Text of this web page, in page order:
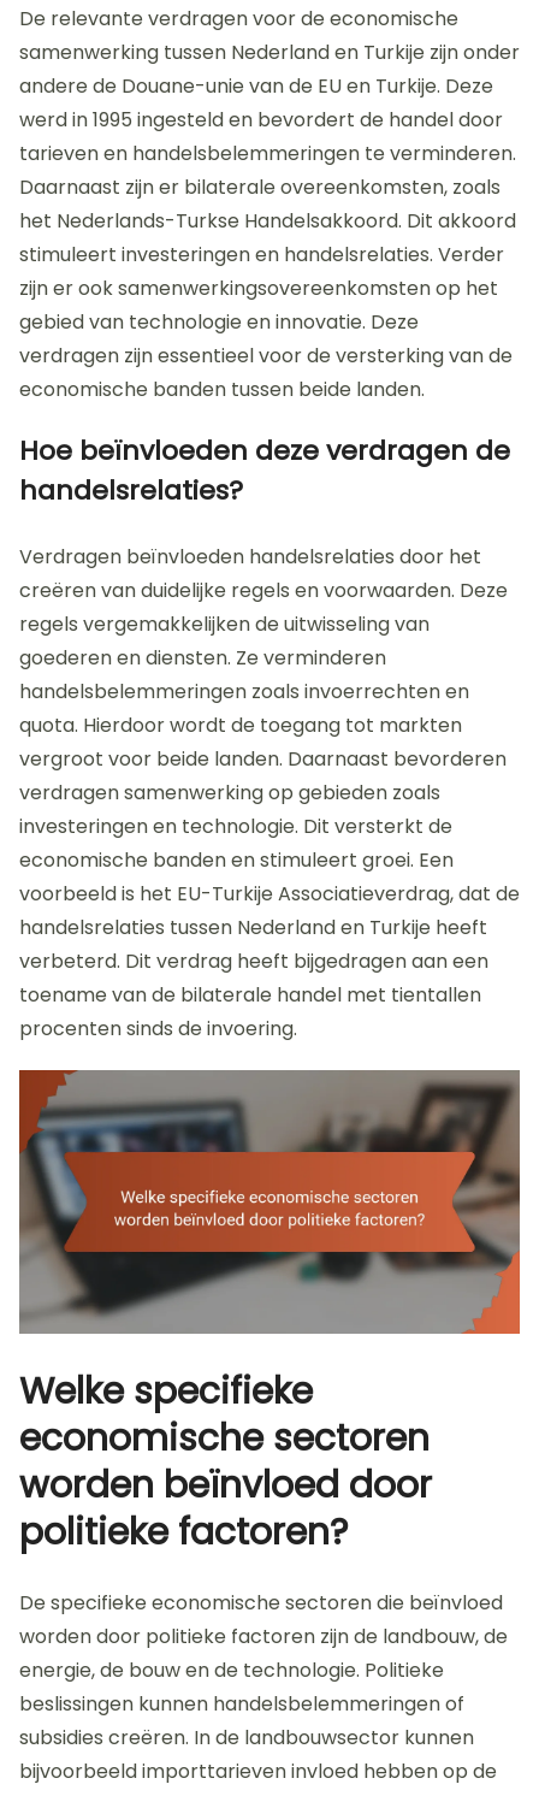
De relevante verdragen voor de economische
samenwerking tussen Nederland en Turkije zijn onder
andere de Douane-unie van de EU en Turkije. Deze
werd in 1995 ingesteld en bevordert de handel door
tarieven en handelsbelemmeringen te verminderen.
Daarnaast zijn er bilaterale overeenkomsten, zoals
het Nederlands-Turkse Handelsakkoord. Dit akkoord
stimuleert investeringen en handelsrelaties. Verder
zijn er ook samenwerkingsovereenkomsten op het
gebied van technologie en innovatie. Deze
verdragen zijn essentieel voor de versterking van de
economische banden tussen beide landen.
Hoe beïnvloeden deze verdragen de
handelsrelaties?
Verdragen beïnvloeden handelsrelaties door het
creëren van duidelijke regels en voorwaarden. Deze
regels vergemakkelijken de uitwisseling van
goederen en diensten. Ze verminderen
handelsbelemmeringen zoals invoerrechten en
quota. Hierdoor wordt de toegang tot markten
vergroot voor beide landen. Daarnaast bevorderen
verdragen samenwerking op gebieden zoals
investeringen en technologie. Dit versterkt de
economische banden en stimuleert groei. Een
voorbeeld is het EU-Turkije Associatieverdrag, dat de
handelsrelaties tussen Nederland en Turkije heeft
verbeterd. Dit verdrag heeft bijgedragen aan een
toename van de bilaterale handel met tientallen
procenten sinds de invoering.
Welke specifieke
economische sectoren
worden beïnvloed door
politieke factoren?
De specifieke economische sectoren die beïnvloed
worden door politieke factoren zijn de landbouw, de
energie, de bouw en de technologie. Politieke
beslissingen kunnen handelsbelemmeringen of
subsidies creëren. In de landbouwsector kunnen
bijvoorbeeld importtarieven invloed hebben op de